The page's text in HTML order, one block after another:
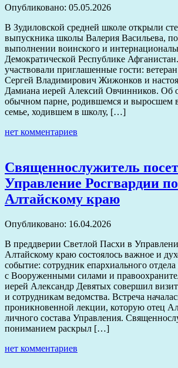
Опубликовано: 05.05.2026
В Зудиловской средней школе открыли
выпускника школы Валерия Васильева,
выполнении воинского и
Демократической Республике
участвовали приглашенные гости:
Сергей Владимирович Жижонков и
Дамиана иерей Алексий Овчинников. Об
обычном парне, родившемся и выросшем
семье, ходившем в школу, […]
нет комментариев
Священнослужитель
Управление Росгвардии по
Алтайскому краю
Опубликовано: 16.04.2026
В преддверии Светлой Пасхи в
Алтайскому краю состоялось важное и
событие: сотрудник епархиального
с Вооруженными силами и
иерей Александр Девятых совершил
и сотрудникам ведомства. Встреча
проникновенной лекции, которую отец
личного состава Управления.
пониманием раскрыл […]
нет комментариев